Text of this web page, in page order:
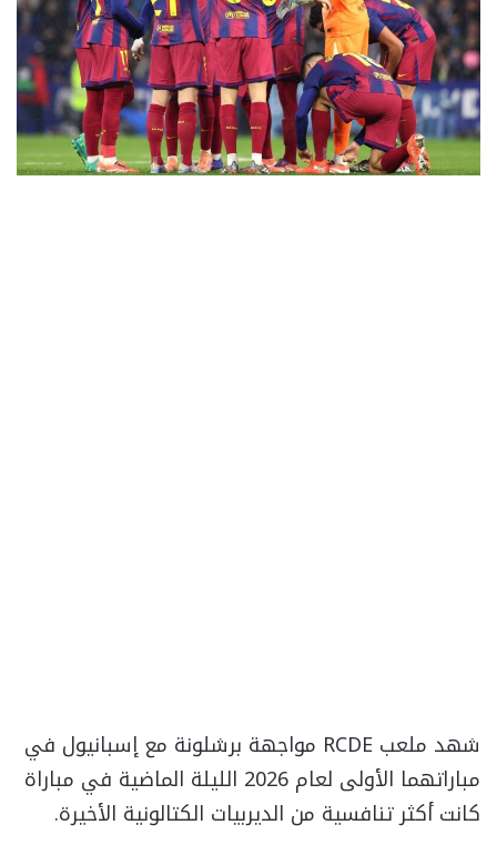
شهد ملعب RCDE مواجهة برشلونة مع إسبانيول في
مباراتهما الأولى لعام 2026 الليلة الماضية في مباراة
كانت أكثر تنافسية من الديربيات الكتالونية الأخيرة.